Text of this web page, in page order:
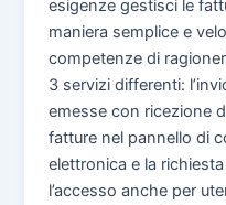
esigenze gestisci le
maniera semplice e
competenze di
3 servizi differenti:
emesse con ricezione
fatture nel pannello di
elettronica e la
l’accesso anche per